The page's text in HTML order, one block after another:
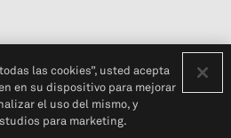
las cookies”, usted acepta
en su dispositivo para mejorar
el uso del mismo, y
para marketing.